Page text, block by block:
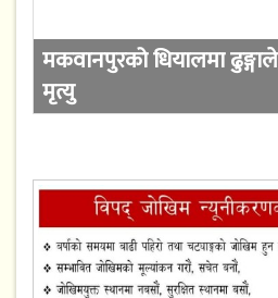
मकवानपुरको धियालमा
मृत्यु